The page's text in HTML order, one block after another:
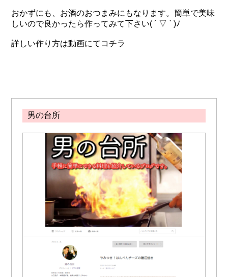
おかずにも、お酒のおつまみにもなります。簡単で美味
しいので良かったら作ってみて下さい( ´ ▽ ` )ﾉ
詳しい作り方は動画にて コチラ
男の台所